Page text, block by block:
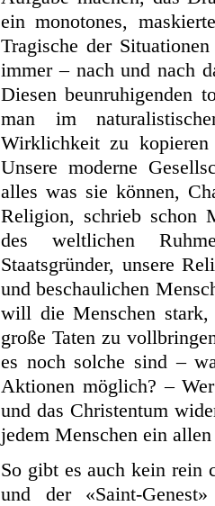
ein monotones,
Tragische der
immer – nach und nach
Diesen beunruhigenden
man im
Wirklichkeit zu
Unsere moderne
alles was sie können,
Religion, schrieb schon
des weltlichen
Staatsgründer, unsere
und beschaulichen
will die Menschen
große Taten zu
es noch solche sind –
Aktionen möglich? –
und das Christentum
jedem Menschen ein
So gibt es auch kein rein
und der «Saint-